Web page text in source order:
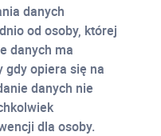
danych
od osoby, której
danych ma
gdy opiera się na
danych nie
dla osoby.